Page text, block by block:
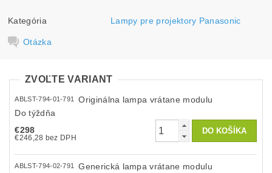
Kategória Lampy pre projektory Panasonic
Otázka
ZVOĽTE VARIANT
ABLST-794-01-791
Originálna lampa vrátane modulu
Do týždňa
€298
€246,28 bez DPH
ABLST-794-02-791
Generická lampa vrátane modulu